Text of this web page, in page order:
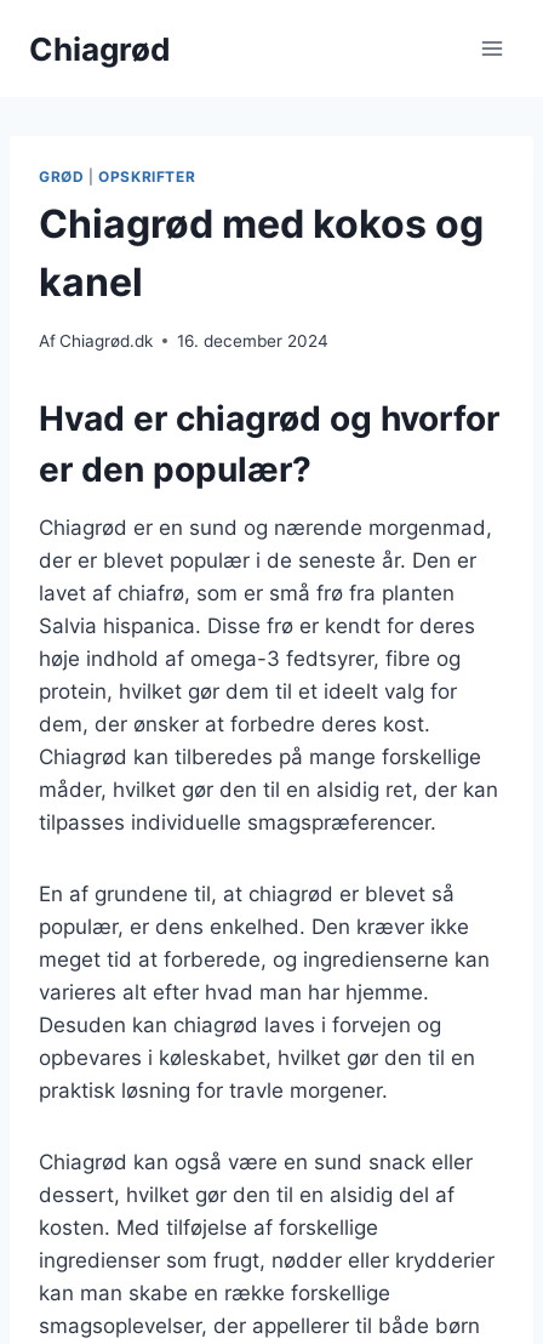
Chiagrød
GRØD |OPSKRIFTER
Chiagrød med kokos og
kanel
AfChiagrød.dk 16. december 2024
Hvad er chiagrød og hvorfor
er den populær?
Chiagrød er en sund og nærende morgenmad,
der er blevet populær i de seneste år. Den er
lavet af chiafrø, som er små frø fra planten
Salvia hispanica. Disse frø er kendt for deres
høje indhold af omega-3 fedtsyrer, fibre og
protein, hvilket gør dem til et ideelt valg for
dem, der ønsker at forbedre deres kost.
Chiagrød kan tilberedes på mange forskellige
måder, hvilket gør den til en alsidig ret, der kan
tilpasses individuelle smagspræferencer.
En af grundene til, at chiagrød er blevet så
populær, er dens enkelhed. Den kræver ikke
meget tid at forberede, og ingredienserne kan
varieres alt efter hvad man har hjemme.
Desuden kan chiagrød laves i forvejen og
opbevares i køleskabet, hvilket gør den til en
praktisk løsning for travle morgener.
Chiagrød kan også være en sund snack eller
dessert, hvilket gør den til en alsidig del af
kosten. Med tilføjelse af forskellige
ingredienser som frugt, nødder eller krydderier
kan man skabe en række forskellige
smagsoplevelser, der appellerer til både børn